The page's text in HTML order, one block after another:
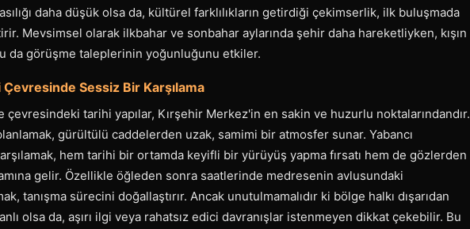
daha düşük olsa da, kültürel farklılıkların getirdiği çekimserlik, ilk buluşmada
Mevsimsel olarak ilkbahar ve sonbahar aylarında şehir daha hareketliyken, kışın
da görüşme taleplerinin yoğunluğunu etkiler.
Sessiz Bir Karşılama
çevresindeki tarihi yapılar, Kırşehir Merkez'in en sakin ve huzurlu noktalarındandır.
gürültülü caddelerden uzak, samimi bir atmosfer sunar. Yabancı
hem tarihi bir ortamda keyifli bir yürüyüş yapma fırsatı hem de gözlerden
gelir. Özellikle öğleden sonra saatlerinde medresenin avlusundaki
tanışma sürecini doğallaştırır. Ancak unutulmamalıdır ki bölge halkı dışarıdan
olsa da, aşırı ilgi veya rahatsız edici davranışlar istenmeyen dikkat çekebilir. Bu